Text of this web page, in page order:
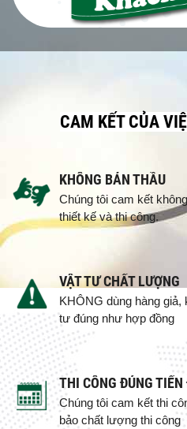
CAM KẾT CỦA
KHÔNG BÁN THẦU
Chúng tôi cam kết
thiết kế và thi công.
VẬT TƯ CHẤT LƯỢNG
KHÔNG dùng hàng
tư đúng như hợp đồng
THI CÔNG ĐÚNG TIẾN
Chúng tôi cam kết thi
bảo chất lượng thi công